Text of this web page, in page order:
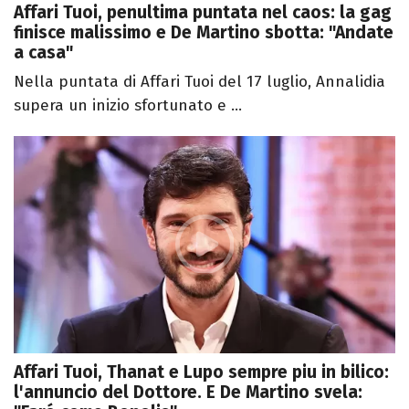
Affari Tuoi, penultima puntata nel caos: la gag
finisce malissimo e De Martino sbotta: "Andate
a casa"
Nella puntata di Affari Tuoi del 17 luglio, Annalidia
supera un inizio sfortunato e ...
Affari Tuoi, Thanat e Lupo sempre piu in bilico:
l'annuncio del Dottore. E De Martino svela: